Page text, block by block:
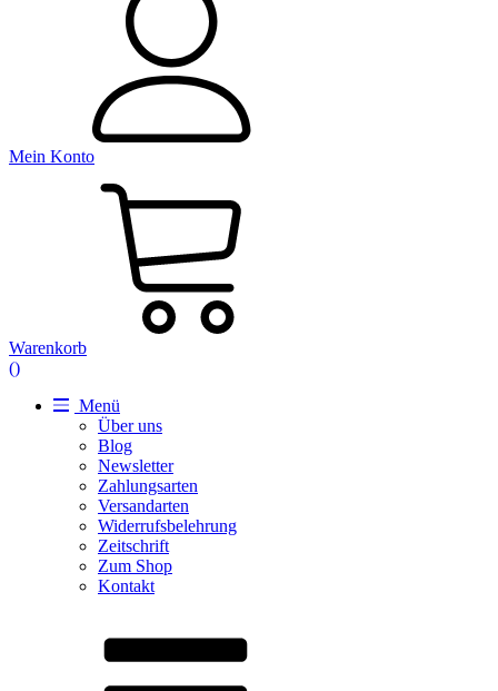
Mein Konto
Warenkorb
()
Menü
Über uns
Blog
Newsletter
Zahlungsarten
Versandarten
Widerrufsbelehrung
Zeitschrift
Zum Shop
Kontakt